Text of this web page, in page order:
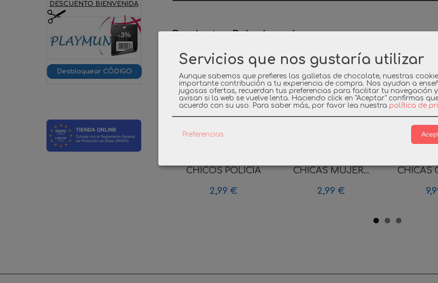
DESCUENTO BIENVENIDA
-3% Productos Relacionados
CHICOS POLICIA
2,99 €
CHICAS MUJER...
2,99 €
CHICAS
Servicios que nos gustaría utilizar
Aunque sabemos que prefieres las galletas de chocolate, nuestras
importante contribución a tu experiencia de compra. Nos ayudan a
jugosas ofertas, recuerdan tus preferencias para facilitar tu navegación
avisan si la web se vuelve lenta. Haciendo click en "Aceptar" confirmas
acuerdo con su uso. Para saber más, por favor lea nuestra política de
Preferencias